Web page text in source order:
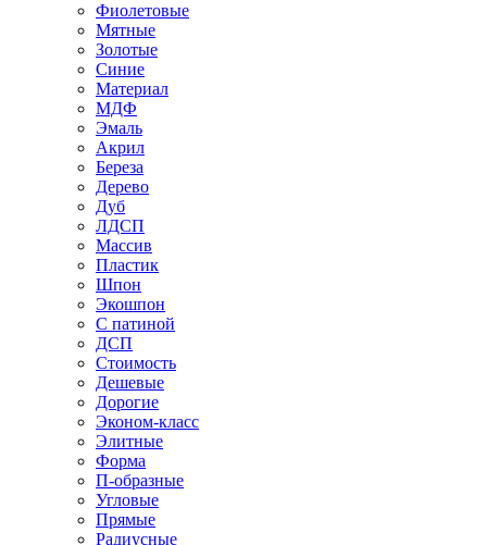
Фиолетовые
Мятные
Золотые
Синие
Материал
МДФ
Эмаль
Акрил
Береза
Дерево
Дуб
ЛДСП
Массив
Пластик
Шпон
Экошпон
С патиной
ДСП
Стоимость
Дешевые
Дорогие
Эконом-класс
Элитные
Форма
П-образные
Угловые
Прямые
Радиусные